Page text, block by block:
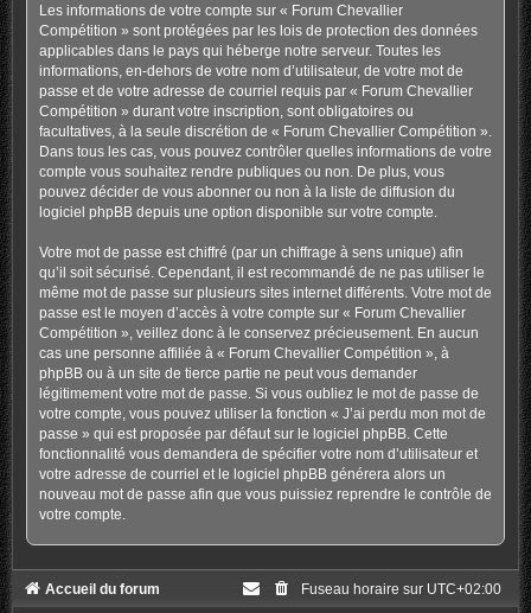
Les informations de votre compte sur « Forum Chevallier
Compétition » sont protégées par les lois de protection des données
applicables dans le pays qui héberge notre serveur. Toutes les
informations, en-dehors de votre nom d’utilisateur, de votre mot de
passe et de votre adresse de courriel requis par « Forum Chevallier
Compétition » durant votre inscription, sont obligatoires ou
facultatives, à la seule discrétion de « Forum Chevallier Compétition ».
Dans tous les cas, vous pouvez contrôler quelles informations de votre
compte vous souhaitez rendre publiques ou non. De plus, vous
pouvez décider de vous abonner ou non à la liste de diffusion du
logiciel phpBB depuis une option disponible sur votre compte.
Votre mot de passe est chiffré (par un chiffrage à sens unique) afin
qu’il soit sécurisé. Cependant, il est recommandé de ne pas utiliser le
même mot de passe sur plusieurs sites internet différents. Votre mot de
passe est le moyen d’accès à votre compte sur « Forum Chevallier
Compétition », veillez donc à le conservez précieusement. En aucun
cas une personne affiliée à « Forum Chevallier Compétition », à
phpBB ou à un site de tierce partie ne peut vous demander
légitimement votre mot de passe. Si vous oubliez le mot de passe de
votre compte, vous pouvez utiliser la fonction « J’ai perdu mon mot de
passe » qui est proposée par défaut sur le logiciel phpBB. Cette
fonctionnalité vous demandera de spécifier votre nom d’utilisateur et
votre adresse de courriel et le logiciel phpBB générera alors un
nouveau mot de passe afin que vous puissiez reprendre le contrôle de
votre compte.
Accueil du forum Fuseau horaire sur UTC+02:00